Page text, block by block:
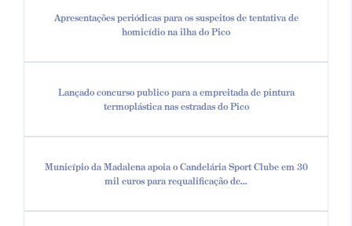
Apresentações periódicas para os suspeitos de tentativa de
homicídio na ilha do Pico
Lançado concurso publico para a empreitada de pintura
termoplástica nas estradas do Pico
Município da Madalena apoia o Candelária Sport Clube em 30
mil euros para requalificação de...